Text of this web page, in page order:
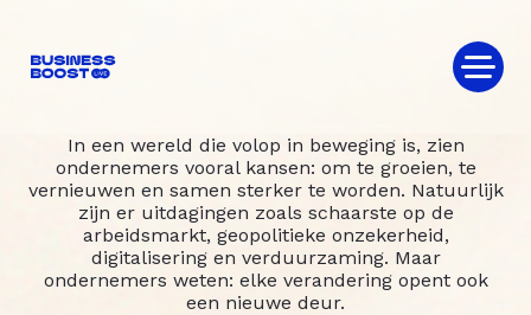
In een wereld die volop in beweging is, zien
ondernemers vooral kansen: om te groeien, te
vernieuwen en samen sterker te worden. Natuurlijk
zijn er uitdagingen zoals schaarste op de
arbeidsmarkt, geopolitieke onzekerheid,
digitalisering en verduurzaming. Maar
ondernemers weten: elke verandering opent ook
een nieuwe deur.